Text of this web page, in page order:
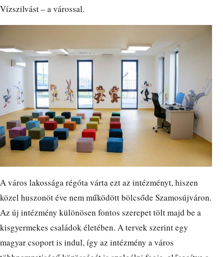
Vízszilvást – a várossal.
A város lakossága régóta várta ezt az intézményt, hiszen
közel huszonöt éve nem működött bölcsőde Szamosújváron.
Az új intézmény különösen fontos szerepet tölt majd be a
kisgyermekes családok életében. A tervek szerint egy
magyar csoport is indul, így az intézmény a város